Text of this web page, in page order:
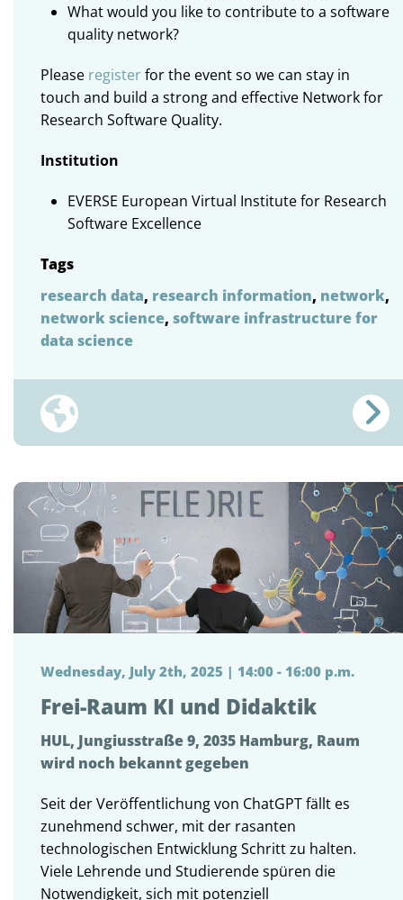
What would you like to contribute to a software
quality network?
Please registerfor the event so we can stay in
touch and build a strong and effective Network for
Research Software Quality.
Institution
EVERSE European Virtual Institute for Research
Software Excellence
Tags
research data, research information, network,
network science, software infrastructure for
data science
Wednesday, July 2th, 2025 | 14:00 - 16:00 p.m.
Frei-Raum KI und Didaktik
HUL, Jungiusstraße 9, 2035 Hamburg, Raum
wird noch bekannt gegeben
Seit der Veröffentlichung von ChatGPT fällt es
zunehmend schwer, mit der rasanten
technologischen Entwicklung Schritt zu halten.
Viele Lehrende und Studierende spüren die
Notwendigkeit, sich mit potenziell